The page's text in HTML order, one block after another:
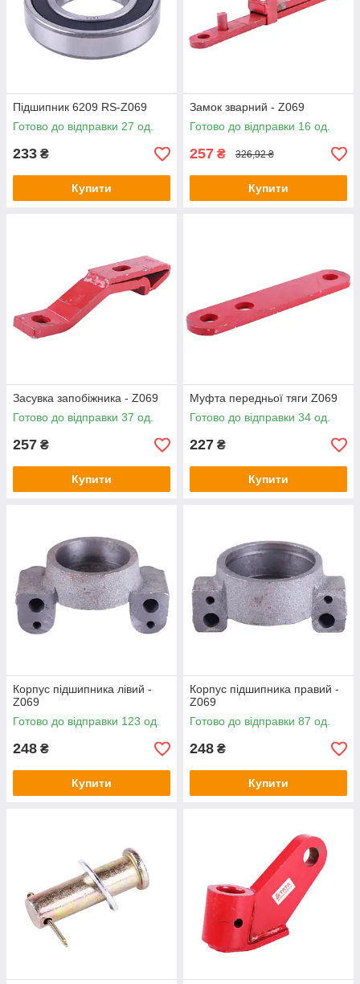
Підшипник 6209 RS-Z069
Готово до відправки 27 од.
233 ₴
Купити
Замок зварний - Z069
Готово до відправки 16 од.
257 ₴ 326,92 ₴
Купити
Засувка запобіжника - Z069
Готово до відправки 37 од.
257 ₴
Купити
Муфта передньої тяги Z069
Готово до відправки 34 од.
227 ₴
Купити
Корпус підшипника лівий -
Z069
Готово до відправки 123 од.
248 ₴
Купити
Корпус підшипника правий -
Z069
Готово до відправки 87 од.
248 ₴
Купити